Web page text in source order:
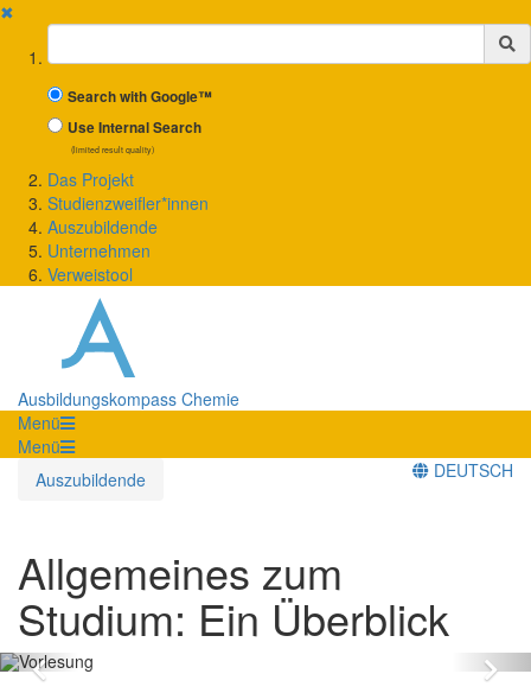
✖
Suchbegriff
Search with Google™
Use Internal Search
(limited result quality)
Das Projekt
Studienzweifler*innen
Auszubildende
Unternehmen
Verweistool
Ausbildungskompass Chemie
Menü
Menü
Auszubildende
DEUTSCH
Allgemeines zum
Studium: Ein Überblick
Zurück